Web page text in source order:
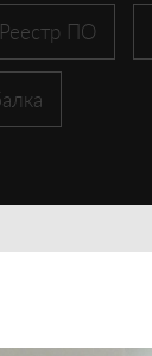
Реестр ПО